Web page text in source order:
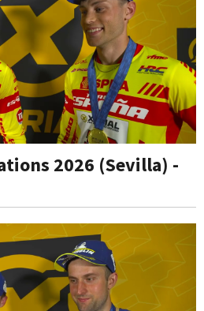
2026 (Sevilla) -